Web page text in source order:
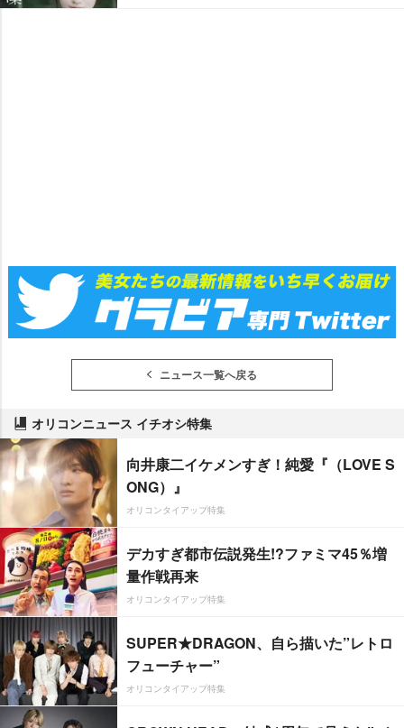
ニュース一覧へ戻る
オリコンニュース イチオシ特集
向井康二イケメンすぎ！純愛『（LOVE S
ONG）』
オリコンタイアップ特集
デカすぎ都市伝説発生!?ファミマ45％増
量作戦再来
オリコンタイアップ特集
SUPER★DRAGON、自ら描いた”レトロ
フューチャー”
オリコンタイアップ特集